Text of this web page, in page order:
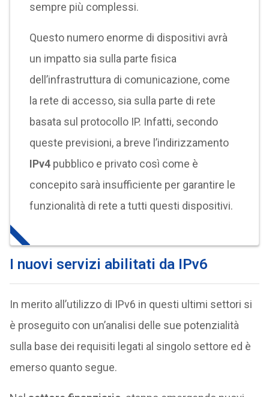
sempre più complessi.
Questo numero enorme di dispositivi avrà
un impatto sia sulla parte fisica
dell’infrastruttura di comunicazione, come
la rete di accesso, sia sulla parte di rete
basata sul protocollo IP. Infatti, secondo
queste previsioni, a breve l’indirizzamento
IPv4pubblico e privato così come è
concepito sarà insufficiente per garantire le
funzionalità di rete a tutti questi dispositivi.
I nuovi servizi abilitati da IPv6
In merito all’utilizzo di IPv6 in questi ultimi settori si
è proseguito con un’analisi delle sue potenzialità
sulla base dei requisiti legati al singolo settore ed è
emerso quanto segue.